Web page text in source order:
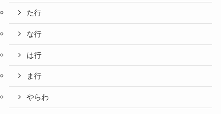
た行
な行
は行
ま行
やらわ